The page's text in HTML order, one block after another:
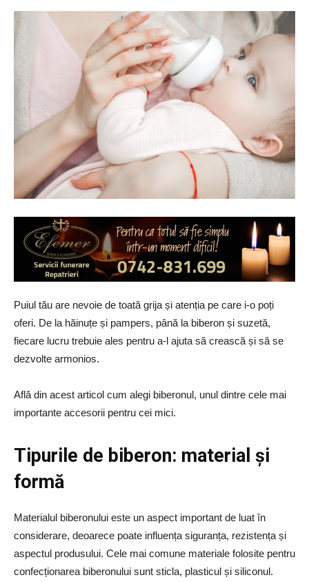
Puiul tău are nevoie de toată grija și atenția pe care i-o poți
oferi. De la hăinuțe și pampers, până la biberon și suzetă,
fiecare lucru trebuie ales pentru a-l ajuta să crească și să se
dezvolte armonios.
Află din acest articol cum alegi biberonul, unul dintre cele mai
importante accesorii pentru cei mici.
Tipurile de biberon: material și
formă
Materialul biberonului este un aspect important de luat în
considerare, deoarece poate influența siguranța, rezistența și
aspectul produsului. Cele mai comune materiale folosite pentru
confecționarea biberonului sunt sticla, plasticul și siliconul.